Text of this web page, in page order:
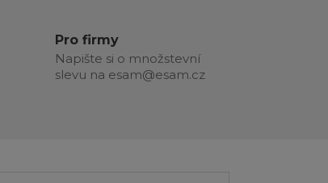
Pro firmy
Napište si o množstevní
slevu na esam@esam.cz